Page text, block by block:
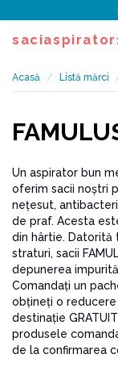
Acasă Listă mărci
Un aspirator bun
oferim sacii noştri
neţesut,
de praf. Acesta
din hârtie. Datorită
straturi, sacii
depunerea
Comandaţi un
obţineţi o
destinaţie
produsele
de la confirmarea